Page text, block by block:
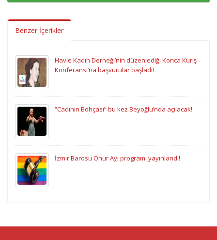
Benzer İçerikler
Havle Kadın Derneği’nin düzenlediği Konca Kuriş
Konferansı’na başvurular başladı!
“Cadının Bohçası” bu kez Beyoğlu’nda açılacak!
İzmir Barosu Onur Ayı programı yayınlandı!